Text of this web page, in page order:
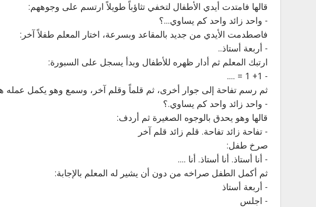
قالها فامتدت أيدي الأطفال لتخفي تثاؤباً طويلاً ارتسم على وجوههم:
- واحد زائد واحد كم يساوي...؟
فاصطدمت الأيدي من جديد بالمقاعد وبسرعة، اختار المعلم طفلاً آخر:
- أربعة أستاذ..
ارتبك المعلم ثم أدار ظهره للأطفال وبدأ يسجل على السبورة:
- 1+ 1 = ....
ثم رسم تفاحة إلى جوار أخرى، ثم قلماً وقلم آخر، وسمع وهو يكمل عمله
- واحد زائد واحد كم يساوي.؟
قالها وهو يحدق بالوجوه الصغيرة ثم أردف:
- تفاحة زائد تفاحة. قلم زائد قلم آخر
صرخ طفل:
- أنا أستاذ. أنا أستاذ. أنا ....
ثم أكمل الطفل صراخه من دون أن يشير له المعلم بالإجابة:
- أربعة أستاذ
- اجلس